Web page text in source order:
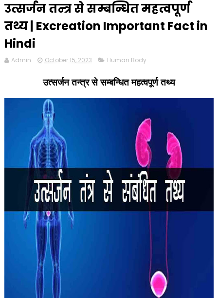
उत्सर्जन तन्त्र से सम्बन्धित महत्वपूर्ण
तथ्य | Excreation Important Fact in
Hindi
Admin October 15, 2023 Human Body
उत्सर्जन तन्त्र से सम्बन्धित महत्वपूर्ण तथ्य